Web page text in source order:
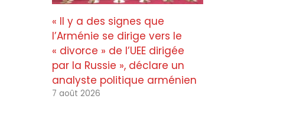
« Il y a des signes que
l’Arménie se dirige vers le
« divorce » de l’UEE dirigée
par la Russie », déclare un
analyste politique arménien
7 août 2026